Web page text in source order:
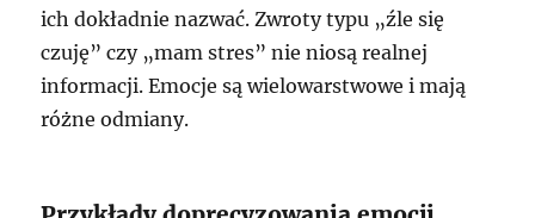
ich dokładnie nazwać. Zwroty typu „źle się
czuję” czy „mam stres” nie niosą realnej
informacji. Emocje są wielowarstwowe i mają
różne odmiany.